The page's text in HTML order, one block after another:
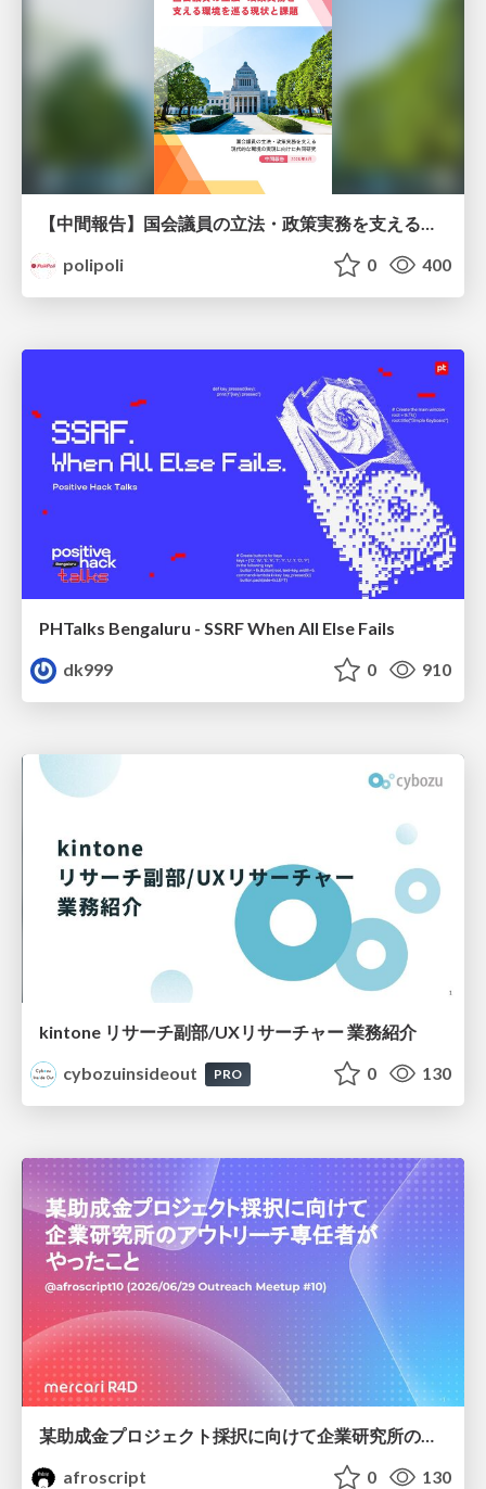
【中間報告】国会議員の立法・政策実務を支える環境を巡る現状と課題
polipoli
0 400
PHTalks Bengaluru - SSRF When All Else Fails
dk999
0 910
kintone リサーチ副部/UXリサーチャー 業務紹介
cybozuinsideout
PRO 0 130
某助成金プロジェクト採択に向けて企業研究所のアウトリーチ専任者がやったこと
afroscript
0 130